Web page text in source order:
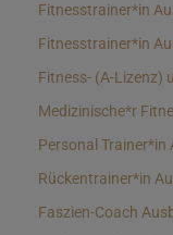
Fitnesstrainer*in
Fitnesstrainer*in
Fitness- (A-Lizenz)
Medizinische*r
Personal Trainer*in
Rückentrainer*in
Faszien-Coach